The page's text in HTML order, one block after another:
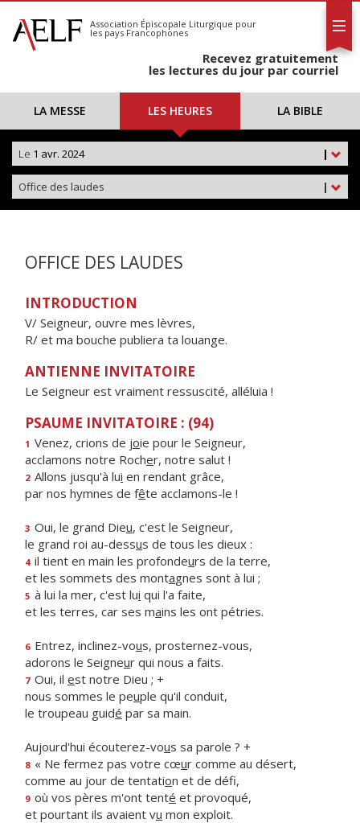
S'abonner
Calendrier
Association Épiscopale Liturgique pour
les pays Francophones
Recevez gratuitement
les lectures du jour par courriel
LA MESSE LES HEURES LA BIBLE
|
Le 1 avr. 2024
|
Office des laudes
OFFICE DES LAUDES
INTRODUCTION
V/ Seigneur, ouvre mes lèvres,
R/ et ma bouche publiera ta louange.
ANTIENNE INVITATOIRE
Le Seigneur est vraiment ressuscité, alléluia !
PSAUME INVITATOIRE : (94)
1 Venez, crions de joie pour le Seigneur,
acclamons notre Rocher, notre salut !
2 Allons jusqu'à lui en rendant grâce,
par nos hymnes de fête acclamons-le !
3 Oui, le grand Dieu, c'est le Seigneur,
le grand roi au-dessus de tous les dieux :
4 il tient en main les profondeurs de la terre,
et les sommets des montagnes sont à lui ;
5 à lui la mer, c'est lui qui l'a faite,
et les terres, car ses mains les ont pétries.
6 Entrez, inclinez-vous, prosternez-vous,
adorons le Seigneur qui nous a faits.
7 Oui, il est notre Dieu ; +
nous sommes le peuple qu'il conduit,
le troupeau guidé par sa main.
Aujourd'hui écouterez-vous sa parole ? +
8 « Ne fermez pas votre cœur comme au désert,
comme au jour de tentation et de défi,
9 où vos pères m'ont tenté et provoqué,
et pourtant ils avaient vu mon exploit.